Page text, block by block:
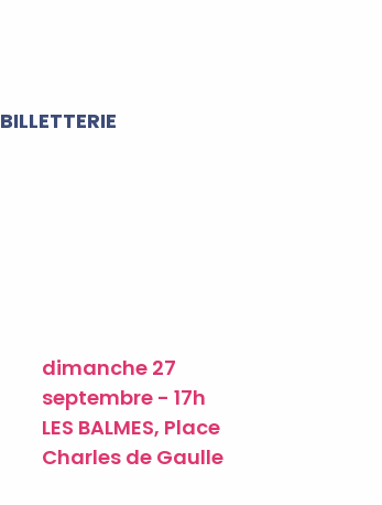
BILLETTERIE
dimanche 27
septembre - 17h
LES BALMES, Place
Charles de Gaulle